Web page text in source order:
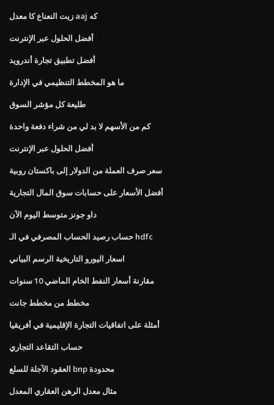
زيت النعناع كا معدل aaj كه
أفضل الحلول عبر الإنترنت
أفضل تطبيق تجارة أندرويد
ما هو المخطط التنظيمي في الإدارة
طليعة كل مؤشر السوق
كم من الأسهم لا بد لي من شراء دفعة واحدة
أفضل الحلول عبر الإنترنت
سعر صرف العملة من الدولار إلى باكستان روبية
أفضل الأسعار على حسابات سوق المال التجارية
داو جونز متوسط ​​اليوم الآن
حساب رصيد الحساب المصرفي في الـ hdfc
اسعار اليورو التاريخية الرسم البياني
مقارنة أسعار النفط الخام الماضي 10 سنوات
مخطط من مخطط جانت
أمثلة على اتفاقيات التجارة الإقليمية في أفريقيا
حساب التقاعد التجاري
العقود الآجلة للسلع bnp محدودة
مثال معدل الرهن العقاري المعدل